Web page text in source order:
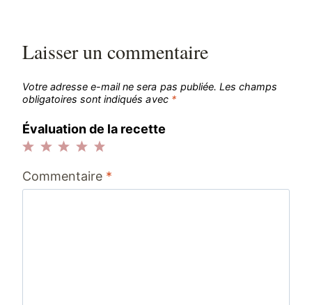
Laisser un commentaire
Votre adresse e-mail ne sera pas publiée. Les champs
obligatoires sont indiqués avec *
Évaluation de la recette
étoiles
étoiles
étoiles
étoiles
étoile
Commentaire *